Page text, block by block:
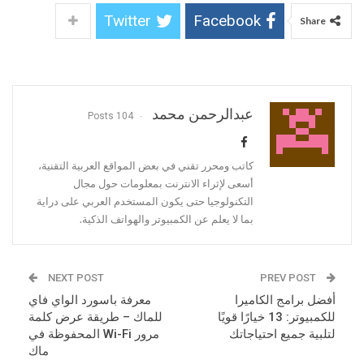
Share
Facebook
Twitter
عبدالرحمن محمد 104 Posts
كاتب ومحرر تقني في بعض المواقع العربية التقنية،
أسعى لإثراء الانترنت بمعلومات حول مجال
التكنولوجيا حتى يكون المستخدم العربي على دراية
بما لا يعلم عن الكمبيوتر والهواتف الذكية.
أفضل برامج الكاميرا
للكمبيوتر: 13 خيارًا قويًا
لتلبية جميع احتياجاتك
NEXT POST
معرفة باسورد الواي فاي
للماك – طريقة عرض كلمة
مرور Wi-Fi المحفوظة في
ماك